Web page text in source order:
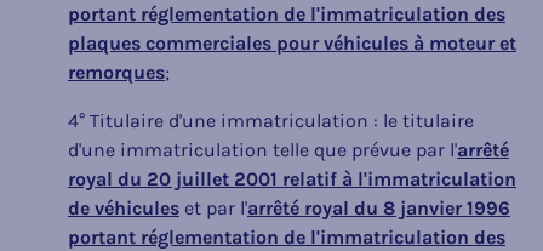
portant réglementation de l'immatriculation des
plaques commerciales pour véhicules à moteur et
remorques;
4° Titulaire d'une immatriculation : le titulaire
d'une immatriculation telle que prévue par l'arrêté
royal du 20 juillet 2001 relatif à l'immatriculation
de véhicules et par l'arrêté royal du 8 janvier 1996
portant réglementation de l'immatriculation des